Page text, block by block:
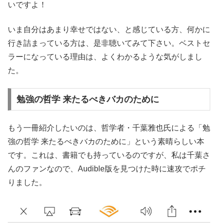
いですよ！
いま自分はあまり幸せではない、と感じている方、何かに
行き詰まっている方は、是非聴いてみて下さい。ベストセ
ラーになっている理由は、よくわかるような気がしまし
た。
勉強の哲学 来たるべきバカのために
もう一冊紹介したいのは、哲学者・千葉雅也氏による「勉
強の哲学 来たるべきバカのために」という素晴らしい本
です。これは、書籍でも持っているのですが、私は千葉さ
んのファンなので、Audible版を見つけた時に速攻でポチ
りました。